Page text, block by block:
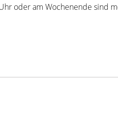
oder am Wochenende sind